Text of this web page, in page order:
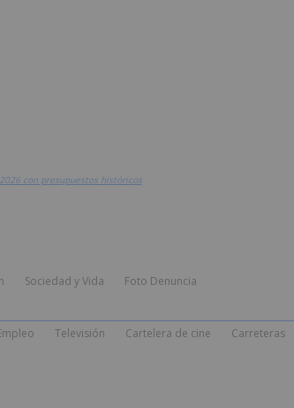
con presupuestos históricos
Sociedad y Vida Foto Denuncia
Televisión Cartelera de cine Carreteras